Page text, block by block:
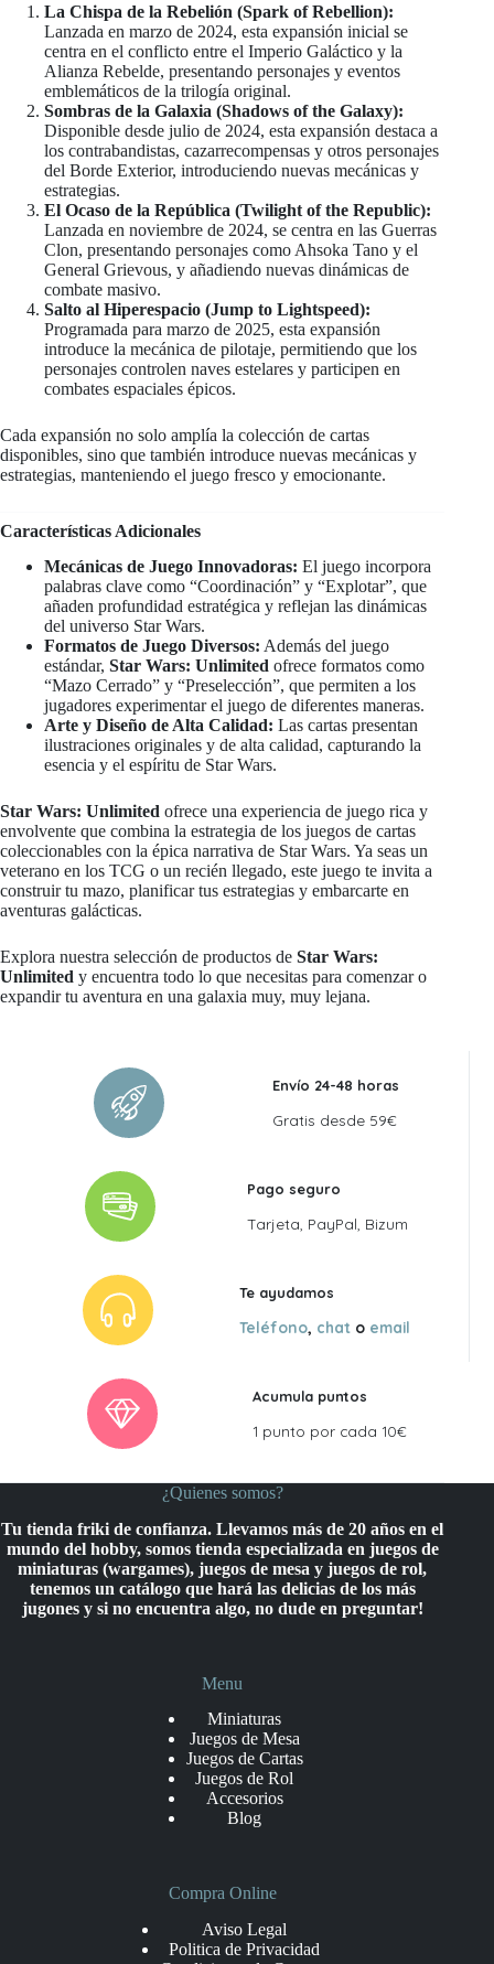
La Chispa de la Rebelión (Spark of Rebellion):
Lanzada en marzo de 2024, esta expansión inicial se
centra en el conflicto entre el Imperio Galáctico y la
Alianza Rebelde, presentando personajes y eventos
emblemáticos de la trilogía original.
Sombras de la Galaxia (Shadows of the Galaxy):
Disponible desde julio de 2024, esta expansión destaca a
los contrabandistas, cazarrecompensas y otros personajes
del Borde Exterior, introduciendo nuevas mecánicas y
estrategias.
El Ocaso de la República (Twilight of the Republic):
Lanzada en noviembre de 2024, se centra en las Guerras
Clon, presentando personajes como Ahsoka Tano y el
General Grievous, y añadiendo nuevas dinámicas de
combate masivo.
Salto al Hiperespacio (Jump to Lightspeed):
Programada para marzo de 2025, esta expansión
introduce la mecánica de pilotaje, permitiendo que los
personajes controlen naves estelares y participen en
combates espaciales épicos.
Cada expansión no solo amplía la colección de cartas
disponibles, sino que también introduce nuevas mecánicas y
estrategias, manteniendo el juego fresco y emocionante.
Características Adicionales
Mecánicas de Juego Innovadoras: El juego incorpora
palabras clave como “Coordinación” y “Explotar”, que
añaden profundidad estratégica y reflejan las dinámicas
del universo Star Wars.
Formatos de Juego Diversos: Además del juego
estándar, Star Wars: Unlimited ofrece formatos como
“Mazo Cerrado” y “Preselección”, que permiten a los
jugadores experimentar el juego de diferentes maneras.
Arte y Diseño de Alta Calidad: Las cartas presentan
ilustraciones originales y de alta calidad, capturando la
esencia y el espíritu de Star Wars.
Star Wars: Unlimited ofrece una experiencia de juego rica y
envolvente que combina la estrategia de los juegos de cartas
coleccionables con la épica narrativa de Star Wars. Ya seas un
veterano en los TCG o un recién llegado, este juego te invita a
construir tu mazo, planificar tus estrategias y embarcarte en
aventuras galácticas.
Explora nuestra selección de productos de Star Wars:
Unlimited y encuentra todo lo que necesitas para comenzar o
expandir tu aventura en una galaxia muy, muy lejana.
Envío 24-48 horas
Gratis desde 59€
Pago seguro
Tarjeta, PayPal, Bizum
Te ayudamos
Teléfono, chat o email
Acumula puntos
1 punto por cada 10€
¿Quienes somos?
Tu tienda friki de confianza. Llevamos más de 20 años en el
mundo del hobby, somos tienda especializada en juegos de
miniaturas (wargames), juegos de mesa y juegos de rol,
tenemos un catálogo que hará las delicias de los más
jugones y si no encuentra algo, no dude en preguntar!
Menu
Miniaturas
Juegos de Mesa
Juegos de Cartas
Juegos de Rol
Accesorios
Blog
Compra Online
Aviso Legal
Politica de Privacidad